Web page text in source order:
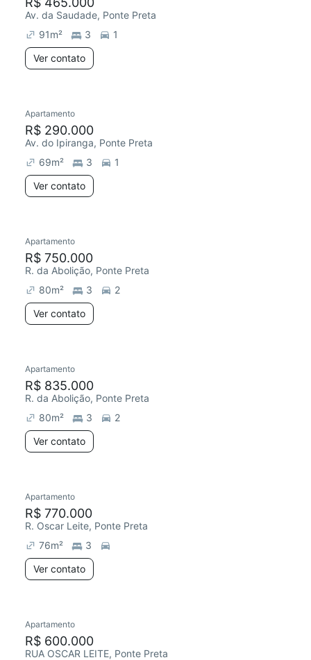
Av. da Saudade, Ponte Preta
91m² 3
1
Ver contato
Apartamento
R$ 290.000
Av. do Ipiranga, Ponte Preta
69m² 3
1
Ver contato
Apartamento
R$ 750.000
R. da Abolição, Ponte Preta
80m² 3
2
Ver contato
Apartamento
R$ 835.000
R. da Abolição, Ponte Preta
80m² 3
2
Ver contato
Apartamento
R$ 770.000
R. Oscar Leite, Ponte Preta
76m²
3
Ver contato
Apartamento
R$ 600.000
RUA OSCAR LEITE, Ponte Preta